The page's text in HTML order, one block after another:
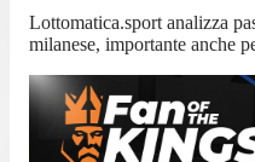
Lottomatica.sport analizza
milanese, importante anche